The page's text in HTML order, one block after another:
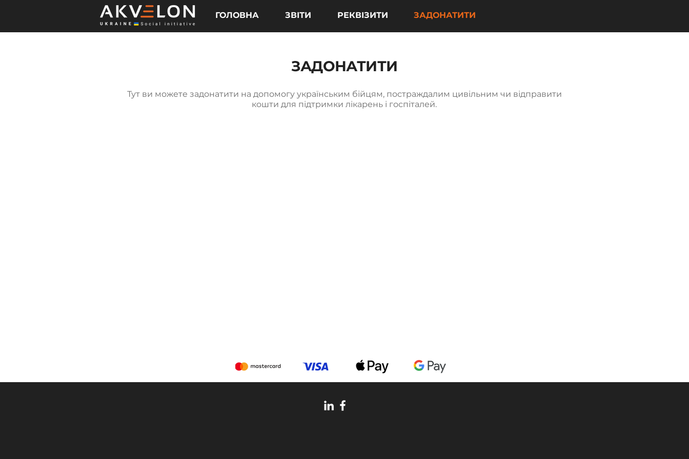
ГОЛОВНА ЗВІТИ РЕКВІЗИТИ ЗАДОНАТИТИ
ЗАДОНАТИТИ
Тут ви можете задонатити на допомогу українським бійцям, постраждалим цивільним чи відправити
кошти для підтримки лікарень і госпіталей.